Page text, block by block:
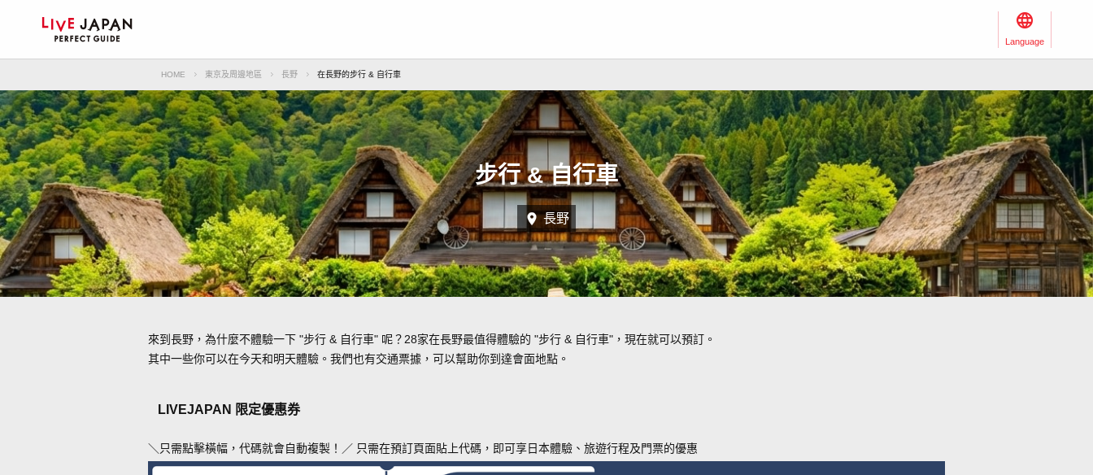
Language
HOME 東京及周邊地區 長野 在長野的步行 & 自行車
步行 & 自行車
長野
來到長野，為什麼不體驗一下 "步行 & 自行車" 呢？28家在長野最值得體驗的 "步行 & 自行車"，現在就可以預訂。
其中一些你可以在今天和明天體驗。我們也有交通票據，可以幫助你到達會面地點。
LIVEJAPAN 限定優惠券
＼只需點擊橫幅，代碼就會自動複製！／ 只需在預訂頁面貼上代碼，即可享日本體驗、旅遊行程及門票的優惠